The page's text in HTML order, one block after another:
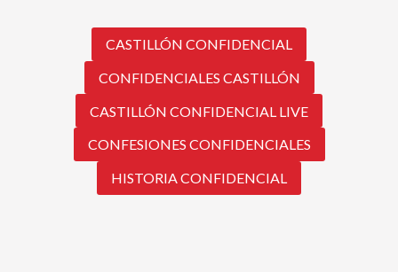
CASTILLÓN CONFIDENCIAL
CONFIDENCIALES CASTILLÓN
CASTILLÓN CONFIDENCIAL LIVE
CONFESIONES CONFIDENCIALES
HISTORIA CONFIDENCIAL